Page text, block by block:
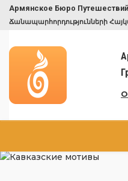
Армянское Бюро Путешествий
Ճանապարհորդությունների